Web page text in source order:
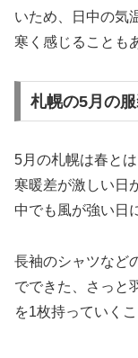
いため、日中の気
寒く感じることも
札幌の5月の服
5月の札幌は春と
寒暖差が激しい日
中でも風が強い日
長袖のシャツなど
でできた、さっと
を1枚持っていく